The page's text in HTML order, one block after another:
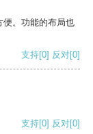
便。功能的布局也
支持[0] 反对[0]
支持[0] 反对[0]